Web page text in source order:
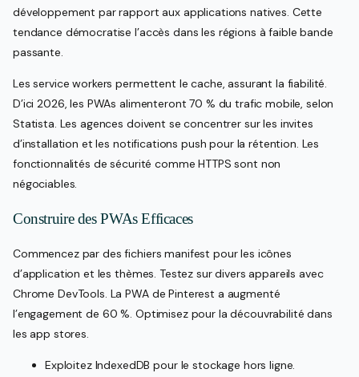
développement par rapport aux applications natives. Cette
tendance démocratise l’accès dans les régions à faible bande
passante.
Les service workers permettent le cache, assurant la fiabilité.
D’ici 2026, les PWAs alimenteront 70 % du trafic mobile, selon
Statista. Les agences doivent se concentrer sur les invites
d’installation et les notifications push pour la rétention. Les
fonctionnalités de sécurité comme HTTPS sont non
négociables.
Construire des PWAs Efficaces
Commencez par des fichiers manifest pour les icônes
d’application et les thèmes. Testez sur divers appareils avec
Chrome DevTools. La PWA de Pinterest a augmenté
l’engagement de 60 %. Optimisez pour la découvrabilité dans
les app stores.
Exploitez IndexedDB pour le stockage hors ligne.